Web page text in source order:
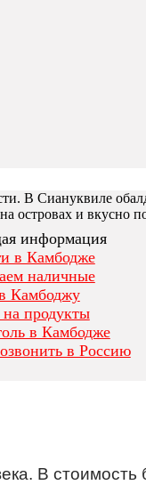
В Сиануквиле
островах и вкусно
информация
в Камбодже
наличные
Камбоджу
продукты
в Камбодже
в Россию
В стоимость